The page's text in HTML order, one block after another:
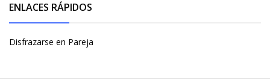
ENLACES RÁPIDOS
Disfrazarse en Pareja